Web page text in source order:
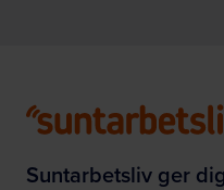
Suntarbetsliv ger